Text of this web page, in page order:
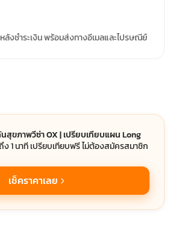
งชำระเงิน พร้อมส่งทางอีเมลและไปรษณีย์
สุขภาพวีซ่า OX | เปรียบเทียบแผน Long
ถึง 1 นาที เปรียบเทียบฟรี ไม่ต้องสมัครสมาชิก
เช็คราคาเลย